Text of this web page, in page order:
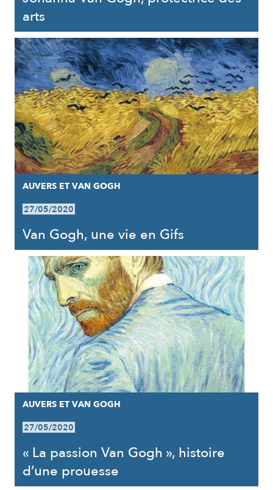
arts
AUVERS ET VAN GOGH
27/05/2020
Van Gogh, une vie en Gifs
AUVERS ET VAN GOGH
27/05/2020
« La passion Van Gogh », histoire
d’une prouesse